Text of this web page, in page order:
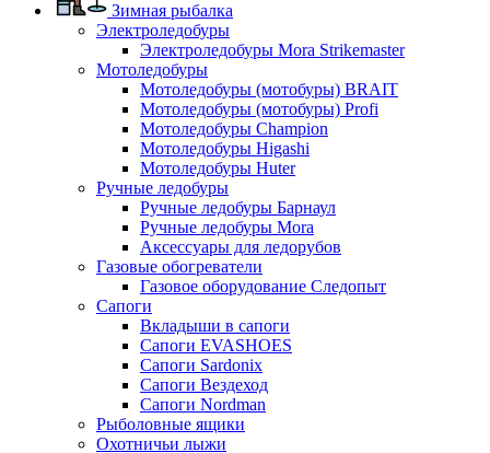
Зимная рыбалка
Электроледобуры
Электроледобуры Mora Strikemaster
Мотоледобуры
Мотоледобуры (мотобуры) BRAIT
Мотоледобуры (мотобуры) Profi
Мотоледобуры Champion
Мотоледобуры Higashi
Мотоледобуры Huter
Ручные ледобуры
Ручные ледобуры Барнаул
Ручные ледобуры Mora
Аксессуары для ледорубов
Газовые обогреватели
Газовое оборудование Следопыт
Сапоги
Вкладыши в сапоги
Сапоги EVASHOES
Сапоги Sardonix
Сапоги Вездеход
Сапоги Nordman
Рыболовные ящики
Охотничьи лыжи